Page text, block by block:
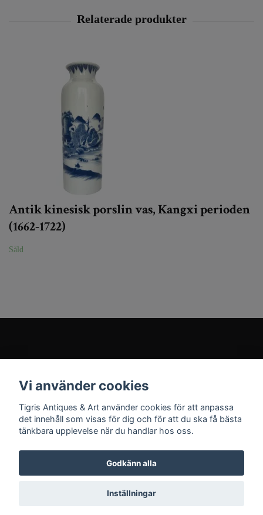
Antik kinesisk porslin vas, Kangxi perioden
(1662-1722)
Såld
Sociala medier
© 2026 Tigris Antiques & Art
Vi använder cookies
Tigris Antiques & Art använder cookies för att anpassa
det innehåll som visas för dig och för att du ska få bästa
tänkbara upplevelse när du handlar hos oss.
Godkänn alla
Inställningar